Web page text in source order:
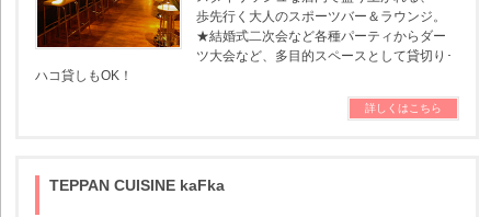
歩先行く大人のスポーツバー＆ラウンジ。
★結婚式二次会など各種パーティからダー
ツ大会など、多目的スペースとして貸切り･
ハコ貸しもOK！
詳しくはこちら
TEPPAN CUISINE kaFka